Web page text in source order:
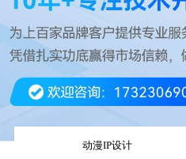
动漫IP设计